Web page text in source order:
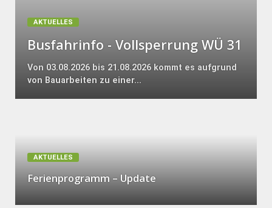
AKTUELLES
Busfahrinfo - Vollsperrung WÜ 31
Von 03.08.2026 bis 21.08.2026 kommt es aufgrund
von Bauarbeiten zu einer...
AKTUELLES
Ferienprogramm – Update